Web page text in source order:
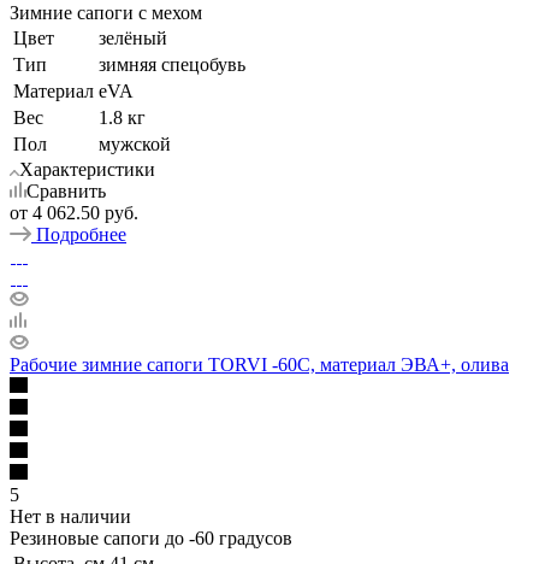
Зимние сапоги с мехом
Цвет
зелёный
Тип
зимняя спецобувь
Материал eVA
Вес
1.8 кг
Пол
мужской
Характеристики
Сравнить
от 4 062.50 руб.
Подробнее
Рабочие зимние сапоги TORVI -60С, материал ЭВА+, олива
5
Нет в наличии
Резиновые сапоги до -60 градусов